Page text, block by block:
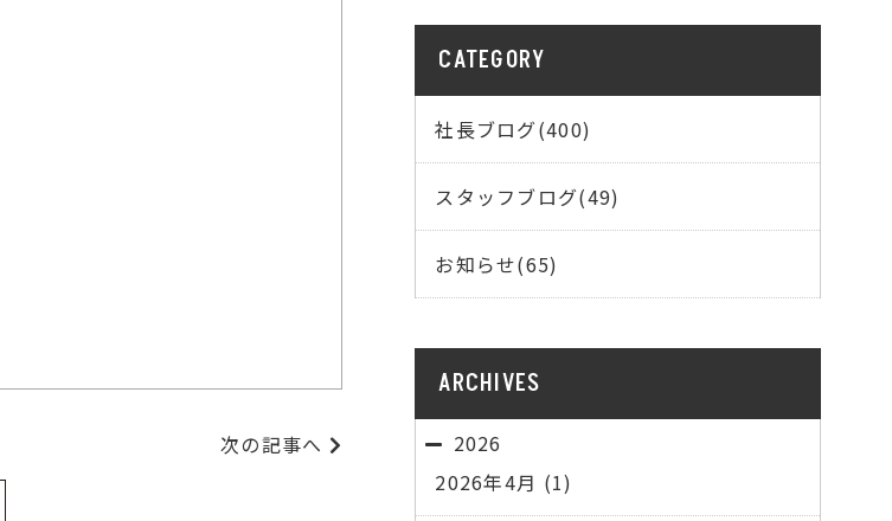
次の記事へ
CATEGORY
社長ブログ(400)
スタッフブログ(49)
お知らせ(65)
ARCHIVES
2026
2026年4月 (1)